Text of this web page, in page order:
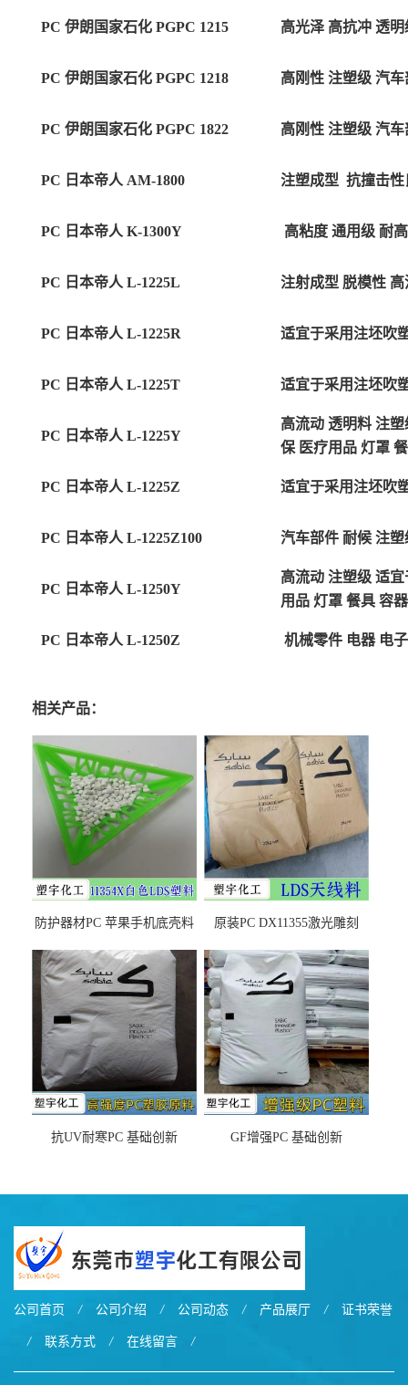
PC 伊朗国家石化 PGPC 1215 高光泽 高抗冲 透
PC 伊朗国家石化 PGPC 1218 高刚性 注塑级 汽车
PC 伊朗国家石化 PGPC 1822 高刚性 注塑级 汽车
PC 日本帝人 AM-1800 注塑成型 抗撞击性
PC 日本帝人 K-1300Y 高粘度 通用级 耐
PC 日本帝人 L-1225L 注射成型 脱模性
PC 日本帝人 L-1225R 适宜于采用注坯吹
PC 日本帝人 L-1225T 适宜于采用注坯吹
PC 日本帝人 L-1225Y
高流动 透明料 注
保 医疗用品 灯罩
PC 日本帝人 L-1225Z 适宜于采用注坯吹
PC 日本帝人 L-1225Z100 汽车部件 耐候 注塑
PC 日本帝人 L-1250Y
高流动 注塑级 适
用品 灯罩 餐具 容器
PC 日本帝人 L-1250Z 机械零件 电器 电
相关产品：
防护器材PC 苹果手机底壳料
之忧
原装PC DX11355激光雕刻
抗UV耐寒PC 基础创新
GF增强PC 基础创新
公司首页 / 公司介绍 / 公司动态 / 产品展厅 / 证书荣誉
/ 联系方式 / 在线留言 /